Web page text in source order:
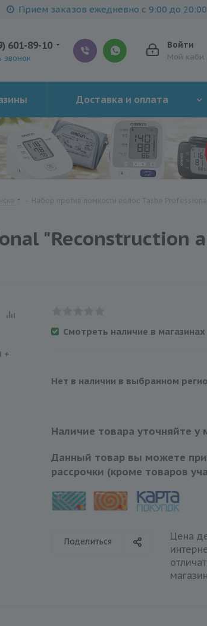
Прием заказов ежедневно с 9:00 до 20:00
Войти
601-89-10
звонок
Доставка и оплата
"Reconstruction
Смотреть наличие в магазинах
Нет в наличии в выбранном
Наличие товара уточняйте у
Данный товар вы можете
рассрочки (кроме товаров
Поделиться
Цена